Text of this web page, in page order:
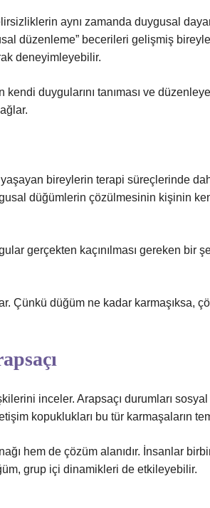
aynı zamanda duygusal
düzenleme” becerileri gelişmiş
deneyimleyebilir.
duygularını tanıması ve
bireylerin terapi süreçlerinde
düğümlerin çözülmesinin kişinin
gerçekten kaçınılması gereken bir
Çünkü düğüm ne kadar karmaşıksa,
inceler. Arapsaçı durumları sosyal
kopuklukları bu tür karmaşaların
hem de çözüm alanıdır. İnsanlar
grup içi dinamikleri de etkileyebilir.